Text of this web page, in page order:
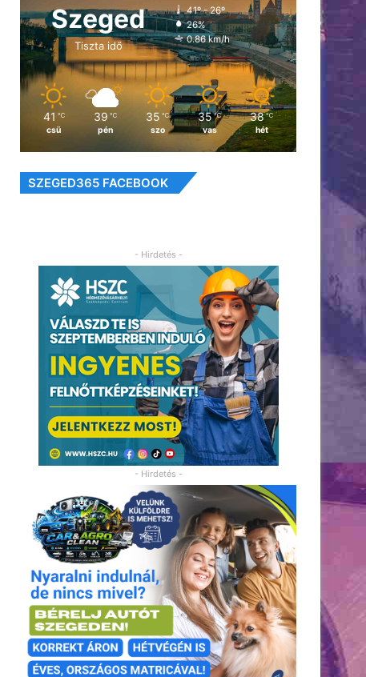
Szeged
Tiszta idő
41º - 26º
26%
0.86 km/h
41 ℃
csü
39 ℃
pén
35 ℃
szo
35 ℃
vas
38 ℃
hét
SZEGED365 FACEBOOK
- Hirdetés -
- Hirdetés -